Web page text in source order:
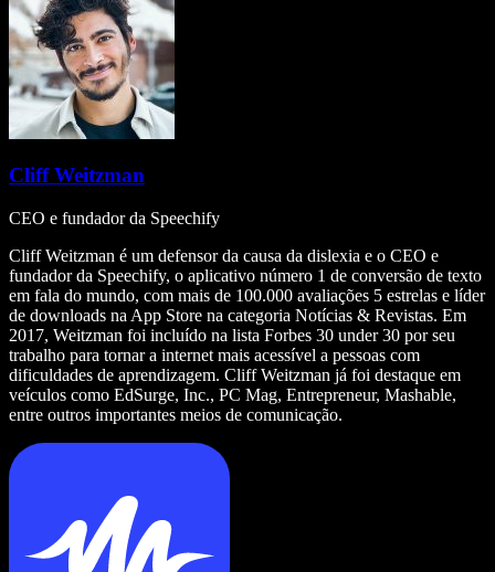
Cliff Weitzman
CEO e fundador da Speechify
Cliff Weitzman é um defensor da causa da dislexia e o CEO e
fundador da Speechify, o aplicativo número 1 de conversão de texto
em fala do mundo, com mais de 100.000 avaliações 5 estrelas e líder
de downloads na App Store na categoria Notícias & Revistas. Em
2017, Weitzman foi incluído na lista Forbes 30 under 30 por seu
trabalho para tornar a internet mais acessível a pessoas com
dificuldades de aprendizagem. Cliff Weitzman já foi destaque em
veículos como EdSurge, Inc., PC Mag, Entrepreneur, Mashable,
entre outros importantes meios de comunicação.